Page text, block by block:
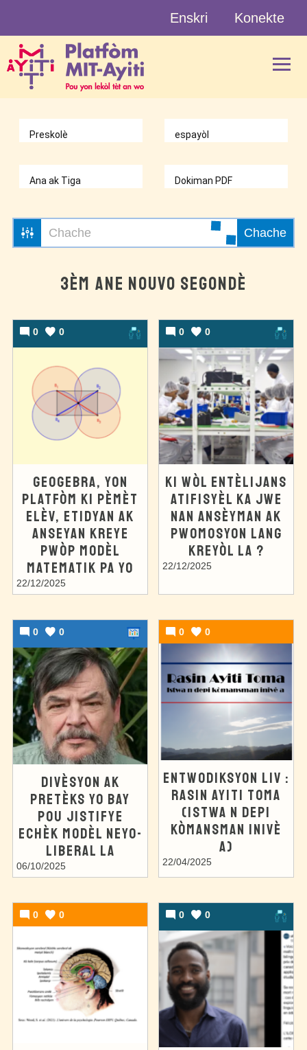
content
Enskri Konekte
Chache
3ÈM ANE NOUVO SEGONDÈ
0 0
GEOGEBRA, YON
PLATFÒM KI PÈMÈT
ELÈV, ETIDYAN AK
ANSEYAN KREYE
PWÒP MODÈL
MATEMATIK PA YO
22/12/2025
0 0
KI WÒL ENTÈLIJANS
ATIFISYÈL KA JWE
NAN ANSÈYMAN AK
PWOMOSYON LANG
KREYÒL LA ?
22/12/2025
0 0
DIVÈSYON AK
PRETÈKS YO BAY
POU JISTIFYE
ECHÈK MODÈL NEYO-
LIBERAL LA
06/10/2025
0 0
ENTWODIKSYON LIV :
RASIN AYITI TOMA
(ISTWA N DEPI
KÒMANSMAN INIVÈ
A)
22/04/2025
0 0 0 0